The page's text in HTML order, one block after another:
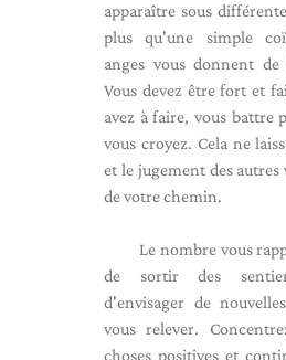
apparaître sous
plus qu'une simple
anges vous donnent de
Vous devez être fort et
avez à faire, vous battre
vous croyez. Cela ne
et le jugement des
de votre chemin.
Le nombre vous
de sortir des
d'envisager de
vous relever.
choses positives et